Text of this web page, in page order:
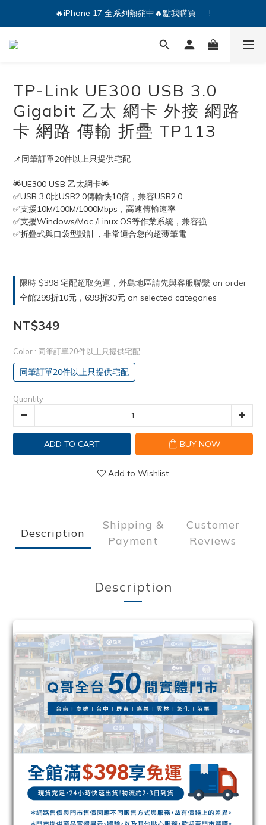
🔥iPhone 17 全系列熱銷中🔥點我購買 — !
🔥iPhone 17 全系列熱銷中🔥點我購買 — !
💕加入Q哥 Line 新好友領優惠券！🎫
TP-Link UE300 USB 3.0
Gigabit 乙太 網卡 外接 網路
卡 網路 傳輸 折疊 TP113
📌同筆訂單20件以上只提供宅配
🌟UE300 USB 乙太網卡🌟
✅USB 3.0比USB2.0傳輸快10倍，兼容USB2.0
✅支援10M/100M/1000Mbps，高速傳輸速率
✅支援Windows/Mac /Linux OS等作業系統，兼容強
✅折疊式與口袋型設計，非常適合您的超薄筆電
限時 $398 宅配超取免運，外島地區請先與客服聯繫 on order
全館299折10元，699折30元 on selected categories
NT$349
Color : 同筆訂單20件以上只提供宅配
同筆訂單20件以上只提供宅配
Quantity
ADD TO CART BUY NOW
Add to Wishlist
Description
Shipping &
Payment
Customer
Reviews
Description